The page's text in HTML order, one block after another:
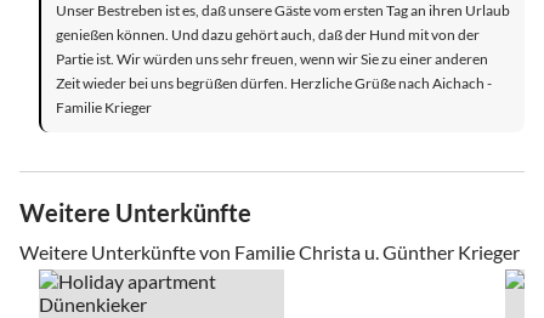
Unser Bestreben ist es, daß unsere Gäste vom ersten Tag an ihren Urlaub
genießen können. Und dazu gehört auch, daß der Hund mit von der
Partie ist. Wir würden uns sehr freuen, wenn wir Sie zu einer anderen
Zeit wieder bei uns begrüßen dürfen. Herzliche Grüße nach Aichach -
Familie Krieger
Weitere Unterkünfte
Weitere Unterkünfte von Familie Christa u. Günther Krieger